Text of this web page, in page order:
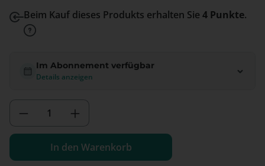
Beim Kauf dieses Produkts erhalten Sie 4 Punkte.
Im Abonnement verfügbar
Details anzeigen
Produkt Anzahl: Gib den
In den Warenkorb